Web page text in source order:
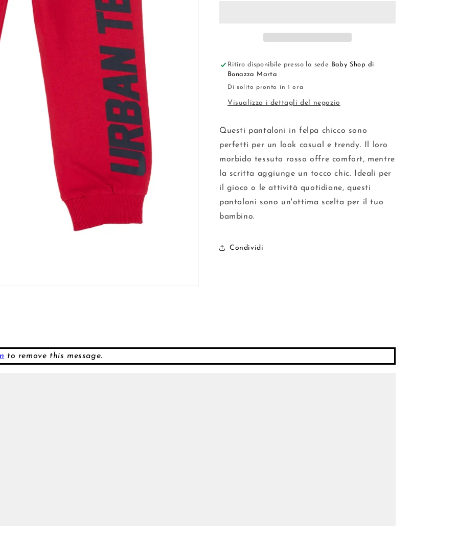
Ritiro disponibile presso la sede Baby Shop di
Bonazza Marta
Di solito pronto in 1 ora
Visualizza i dettagli del negozio
Questi pantaloni in felpa chicco sono
perfetti per un look casual e trendy. Il loro
morbido tessuto rosso offre comfort, mentre
la scritta aggiunge un tocco chic. Ideali per
il gioco o le attività quotidiane, questi
pantaloni sono un'ottima scelta per il tuo
bambino.
Condividi
to remove this message.